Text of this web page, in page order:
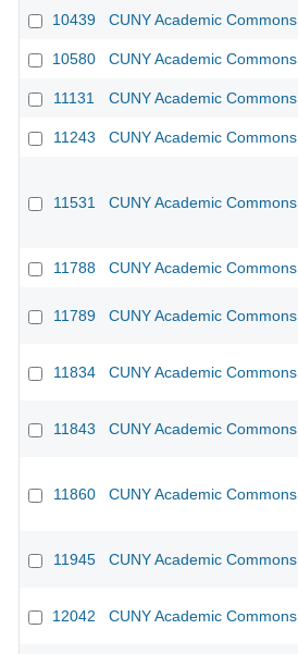
10439 CUNY Academic Commons
10580 CUNY Academic Commons
11131 CUNY Academic Commons
11243 CUNY Academic Commons
11531 CUNY Academic Commons
11788 CUNY Academic Commons
11789 CUNY Academic Commons
11834 CUNY Academic Commons
11843 CUNY Academic Commons
11860 CUNY Academic Commons
11945 CUNY Academic Commons
12042 CUNY Academic Commons